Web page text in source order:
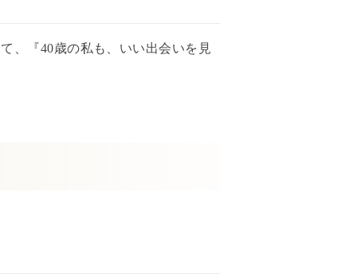
、『40歳の私も、いい出会いを見